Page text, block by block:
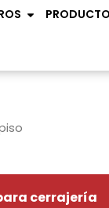
OPEN
cerrajería